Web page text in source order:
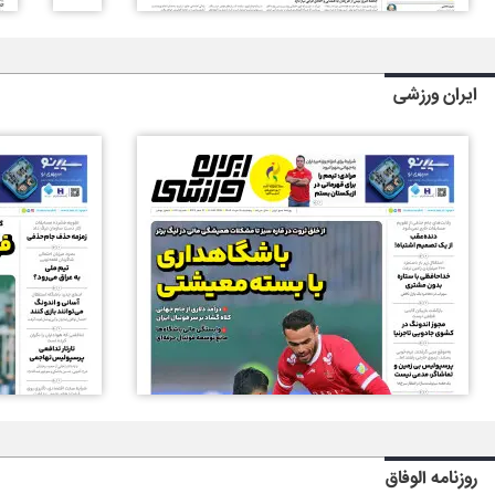
ایران ورزشی
روزنامه الوفاق